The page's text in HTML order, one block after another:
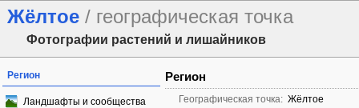
Жёлтое / географическая точка
Фотографии растений и лишайников
Регион
Ландшафты и сообщества
Регион
Географическая точка: Жёлтое